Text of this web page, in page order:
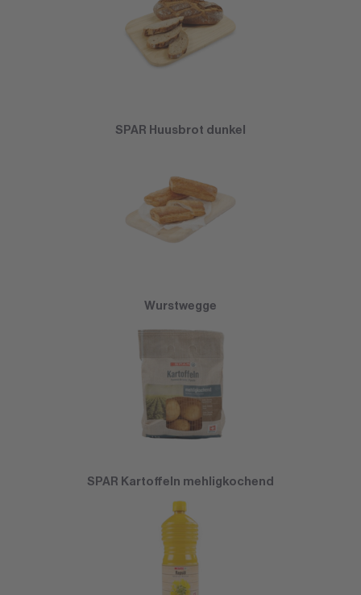
SPAR Huusbrot dunkel
Wurstwegge
SPAR Kartoffeln mehligkochend